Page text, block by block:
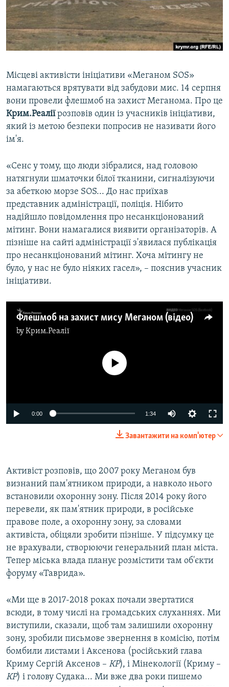
ВІДЕОУРОКИ «ELIFBE»
СВІДЧЕННЯ ОКУПАЦІЇ
УКРАЇНСЬКА ПРОБЛЕМА КРИМУ
Русский
Qırımtatar
Усі сайти RFE/RL
Місцеві активісти ініціативи «Меганом SOS»
намагаються врятувати від забудови мис. 14 серпня
вони провели флешмоб на захист Меганома. Про це
Крим.Реаліїрозповів один із учасників ініціативи,
який із метою безпеки попросив не називати його
ім'я.
«Сенс у тому, що люди зібралися, над головою
натягнули шматочки білої тканини, сигналізуючи
за абеткою морзе SOS... До нас приїхав
представник адміністрації, поліція. Нібито
надійшло повідомлення про несанкціонований
мітинг. Вони намагалися виявити організаторів. А
пізніше на сайті адміністрації з'явилася публікація
про несанкціонований мітинг. Хоча мітингу не
було, у нас не було ніяких гасел», – пояснив учасник
ініціативи.
Флешмоб на захист мису Меганом (відео)
byКрим.Реалії
No media source currently available
0:00 1:34
Завантажити на комп'ютер
Активіст розповів, що 2007 року Меганом був
визнаний пам'ятником природи, а навколо нього
встановили охоронну зону. Після 2014 року його
перевели, як пам'ятник природи, в російське
правове поле, а охоронну зону, за словами
активіста, обіцяли зробити пізніше. У підсумку це
не врахували, створюючи генеральний план міста.
Тепер міська влада планує розмістити там об'єкти
форуму «Таврида».
«Ми ще в 2017-2018 роках почали звертатися
всюди, в тому числі на громадських слуханнях. Ми
виступили, сказали, щоб там залишили охоронну
зону, зробили письмове звернення в комісію, потім
бомбили листами і Аксенова (російський глава
Криму Сергій Аксенов – КР), і Мінекології (Криму –
КР) і голову Судака... Ми вже два роки пишемо